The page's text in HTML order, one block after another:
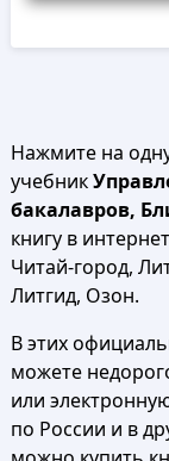
Нажмите на
учебник
бакалавров,
книгу в
Читай-город,
Литгид, Озон.
В этих
можете
или
по России и в